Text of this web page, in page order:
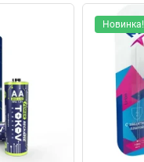
Новинка!